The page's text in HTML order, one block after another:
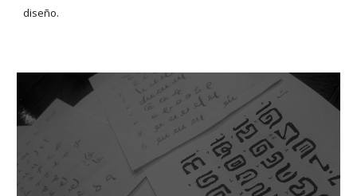
diseño.